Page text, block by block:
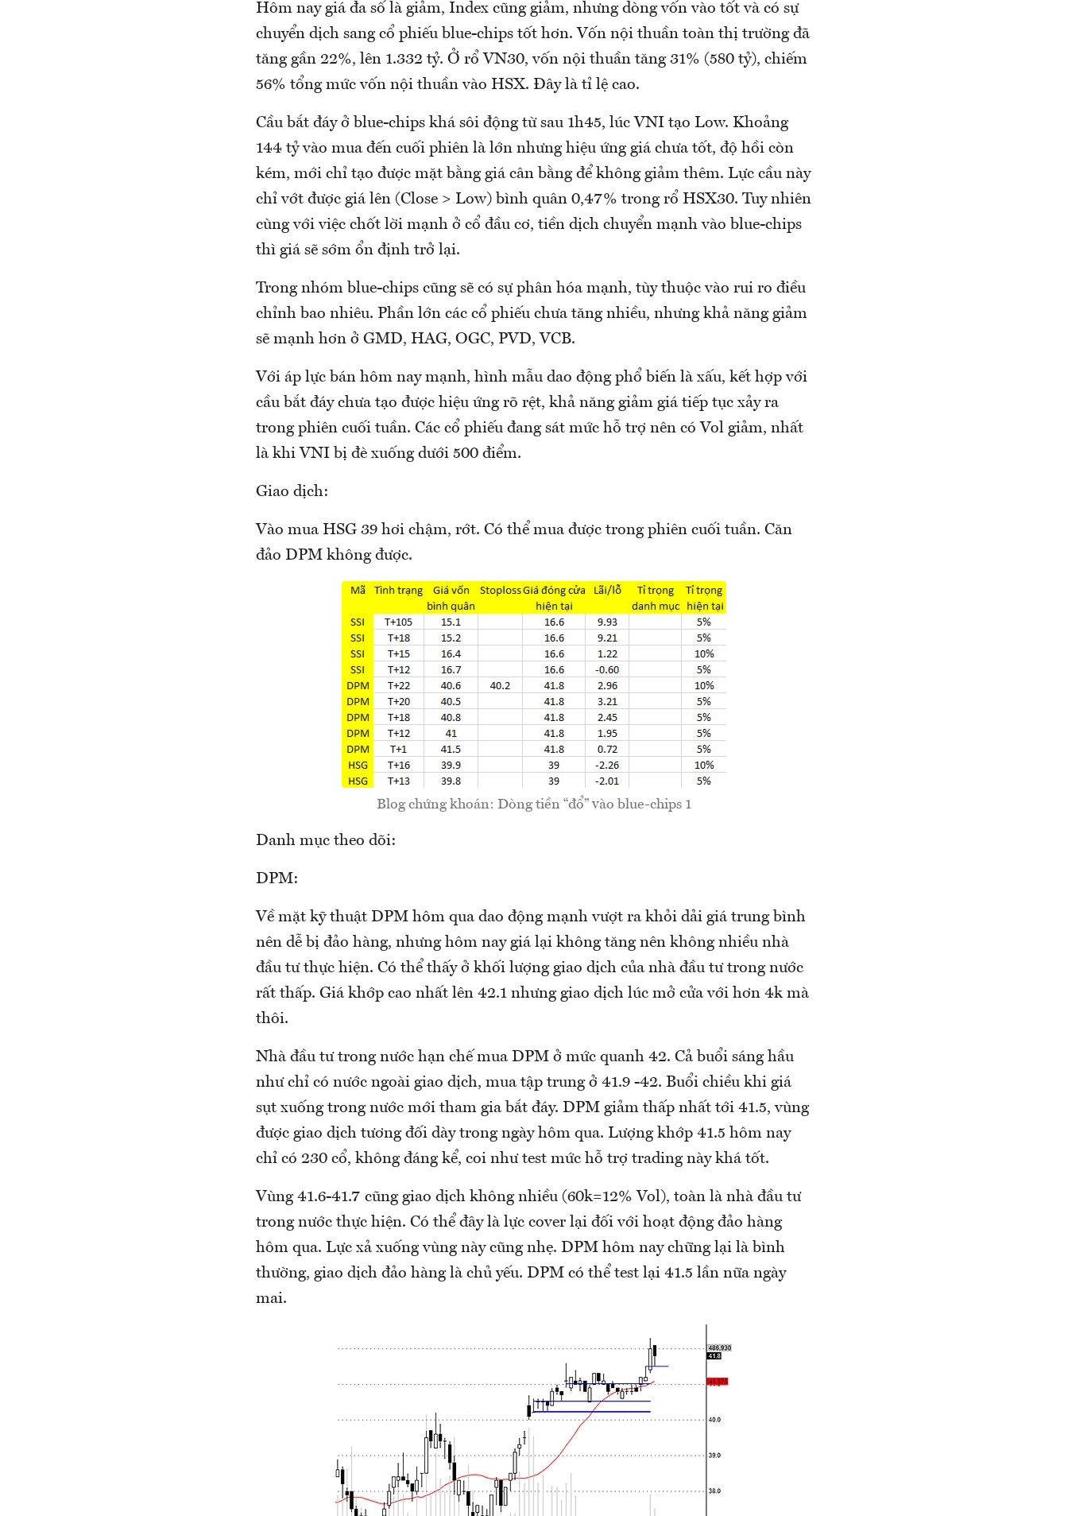
Hôm nay giá đa số là giảm, Index cũng giảm, nhưng dòng vốn vào tốt và có sự
chuyển dịch sang cổ phiếu blue-chips tốt hơn. Vốn nội thuần toàn thị trường đã
tăng gần 22%, lên 1.332 tỷ. Ở rổ VN30, vốn nội thuần tăng 31% (580 tỷ), chiếm
56% tổng mức vốn nội thuần vào HSX. Đây là tỉ lệ cao.
Cầu bắt đáy ở blue-chips khá sôi động từ sau 1h45, lúc VNI tạo Low. Khoảng
144 tỷ vào mua đến cuối phiên là lớn nhưng hiệu ứng giá chưa tốt, độ hồi còn
kém, mới chỉ tạo được mặt bằng giá cân bằng để không giảm thêm. Lực cầu này
chỉ vớt được giá lên (Close > Low) bình quân 0,47% trong rổ HSX30. Tuy nhiên
cùng với việc chốt lời mạnh ở cổ đầu cơ, tiền dịch chuyển mạnh vào blue-chips
thì giá sẽ sớm ổn định trở lại.
Trong nhóm blue-chips cũng sẽ có sự phân hóa mạnh, tùy thuộc vào rui ro điều
chỉnh bao nhiêu. Phần lớn các cổ phiếu chưa tăng nhiều, nhưng khả năng giảm
sẽ mạnh hơn ở GMD, HAG, OGC, PVD, VCB.
Với áp lực bán hôm nay mạnh, hình mẫu dao động phổ biến là xấu, kết hợp với
cầu bắt đáy chưa tạo được hiệu ứng rõ rệt, khả năng giảm giá tiếp tục xảy ra
trong phiên cuối tuần. Các cổ phiếu đang sát mức hỗ trợ nên có Vol giảm, nhất
là khi VNI bị đè xuống dưới 500 điểm.
Giao dịch:
Vào mua HSG 39 hơi chậm, rớt. Có thể mua được trong phiên cuối tuần. Căn
đảo DPM không được.
Blog chứng khoán: Dòng tiền “đổ” vào blue-chips 1
Danh mục theo dõi:
DPM:
Về mặt kỹ thuật DPM hôm qua dao động mạnh vượt ra khỏi dải giá trung bình
nên dễ bị đảo hàng, nhưng hôm nay giá lại không tăng nên không nhiều nhà
đầu tư thực hiện. Có thể thấy ở khối lượng giao dịch của nhà đầu tư trong nước
rất thấp. Giá khớp cao nhất lên 42.1 nhưng giao dịch lúc mở cửa với hơn 4k mà
thôi.
Nhà đầu tư trong nước hạn chế mua DPM ở mức quanh 42. Cả buổi sáng hầu
như chỉ có nước ngoài giao dịch, mua tập trung ở 41.9 -42. Buổi chiều khi giá
sụt xuống trong nước mới tham gia bắt đáy. DPM giảm thấp nhất tới 41.5, vùng
được giao dịch tương đối dày trong ngày hôm qua. Lượng khớp 41.5 hôm nay
chỉ có 230 cổ, không đáng kể, coi như test mức hỗ trợ trading này khá tốt.
Vùng 41.6-41.7 cũng giao dịch không nhiều (60k=12% Vol), toàn là nhà đầu tư
trong nước thực hiện. Có thể đây là lực cover lại đối với hoạt động đảo hàng
hôm qua. Lực xả xuống vùng này cũng nhẹ. DPM hôm nay chững lại là bình
thường, giao dịch đảo hàng là chủ yếu. DPM có thể test lại 41.5 lần nữa ngày
mai.